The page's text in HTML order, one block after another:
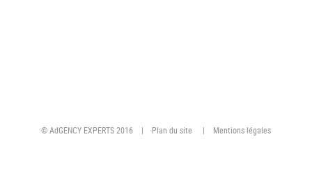
© AdGENCY EXPERTS 2016 | Plan du site | Mentions légales